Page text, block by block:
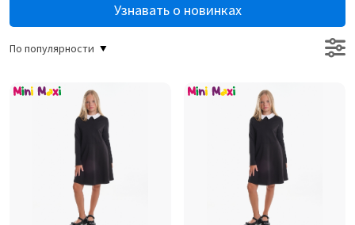
Узнавать о новинках
По популярности